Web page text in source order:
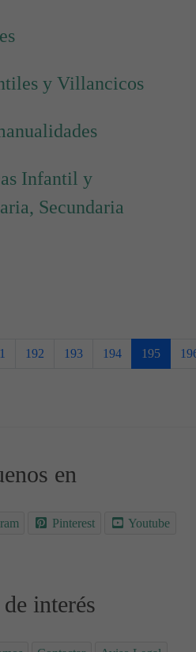
y Villancicos
Infantil y
Secundaria
192 193 194 195
en
Pinterest Youtube
interés